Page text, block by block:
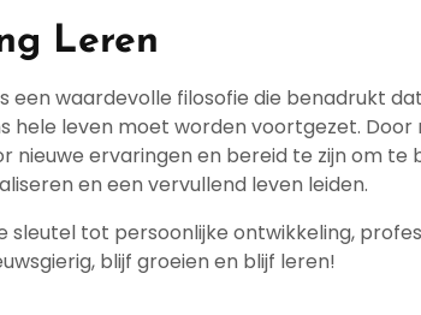
Leren
een waardevolle filosofie die benadrukt
hele leven moet worden voortgezet. Door
nieuwe ervaringen en bereid te zijn om te
en een vervullend leven leiden.
sleutel tot persoonlijke ontwikkeling,
blijf groeien en blijf leren!